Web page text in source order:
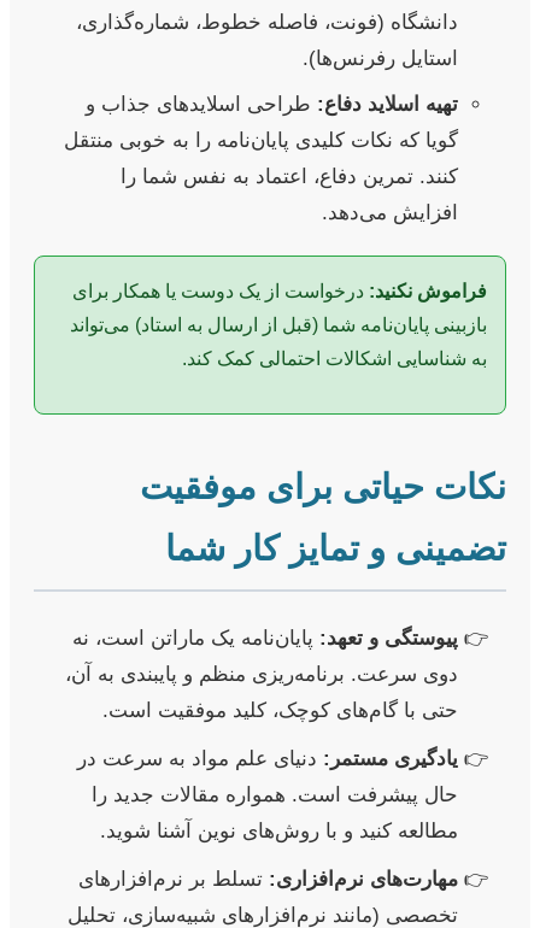
دانشگاه (فونت، فاصله خطوط، شماره‌گذاری،
استایل رفرنس‌ها).
تهیه اسلاید دفاع: طراحی اسلایدهای جذاب و
گویا که نکات کلیدی پایان‌نامه را به خوبی منتقل
کنند. تمرین دفاع، اعتماد به نفس شما را
افزایش می‌دهد.
فراموش نکنید: درخواست از یک دوست یا همکار برای
بازبینی پایان‌نامه شما (قبل از ارسال به استاد) می‌تواند
به شناسایی اشکالات احتمالی کمک کند.
نکات حیاتی برای موفقیت
تضمینی و تمایز کار شما
پیوستگی و تعهد: پایان‌نامه یک ماراتن است، نه
دوی سرعت. برنامه‌ریزی منظم و پایبندی به آن،
حتی با گام‌های کوچک، کلید موفقیت است.
یادگیری مستمر: دنیای علم مواد به سرعت در
حال پیشرفت است. همواره مقالات جدید را
مطالعه کنید و با روش‌های نوین آشنا شوید.
مهارت‌های نرم‌افزاری: تسلط بر نرم‌افزارهای
تخصصی (مانند نرم‌افزارهای شبیه‌سازی، تحلیل